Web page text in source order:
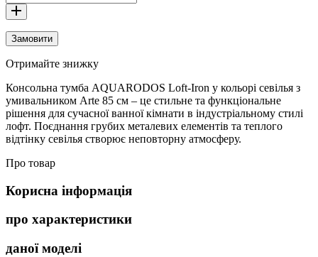
Замовити
Отримайте знижку
Консольна тумба AQUARODOS Loft-Iron у кольорі севілья з
умивальником Arte 85 см – це стильне та функціональне
рішення для сучасної ванної кімнати в індустріальному стилі
лофт. Поєднання грубих металевих елементів та теплого
відтінку севілья створює неповторну атмосферу.
Про товар
Корисна інформація
про характеристики
даної моделі